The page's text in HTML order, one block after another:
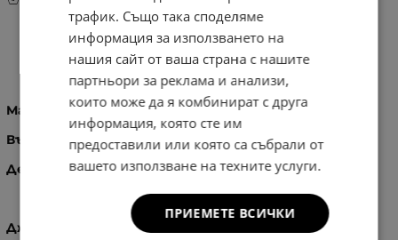
Информация
Материал:100% - Естествена кожа
Вътрешност:100% памук
Детайли:Златисти орнаменти, метални ципове
Джобове:
трафик. Също така споделяме
информация за използването на
нашия сайт от ваша страна с нашите
партньори за реклама и анализи,
които може да я комбинират с друга
информация, която сте им
предоставили или която са събрали от
вашето използване на техните услуги.
ПРИЕМЕТЕ ВСИЧКИ